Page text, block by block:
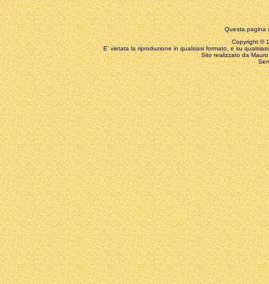
Questa pagina
Copyright ©
E' vietata la riproduzione in qualsiasi formato, e su
Sito realizzato da